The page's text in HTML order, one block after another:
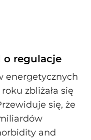
o regulacje
energetycznych
zbliżała się
się, że
and